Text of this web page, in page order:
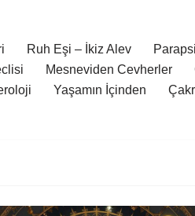
Ruh Eşi – İkiz Alev
Mesneviden Cevherler
Yaşamın İçinden